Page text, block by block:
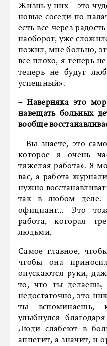
Жизнь у них – это
новые соседи по
есть все через
наоборот, уже
пожил, мне больно,
все плохо, я теперь
теперь не будут
успешный».
– Наверняка это
навещать больных
вообще
– Вы знаете, это
которое я очень
тяжелая работа». Я
вас, а работа
нужно
так в любом деле.
официант… Это
работа, которая
людьми.
Самое главное,
чтобы она
опускаются руки,
то, что ты делаешь,
недостаточно, это
ты вспоминаешь,
улыбнулся
Люди слабеют в
аппетит, а значит, и